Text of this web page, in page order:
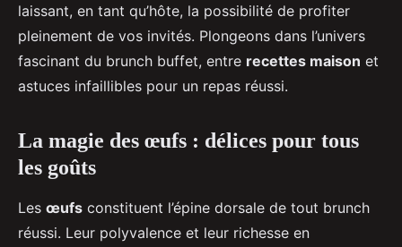
laissant, en tant qu’hôte, la possibilité de profiter
pleinement de vos invités. Plongeons dans l’univers
fascinant du brunch buffet, entre recettes maison et
astuces infaillibles pour un repas réussi.
La magie des œufs : délices pour tous
les goûts
Les œufs constituent l’épine dorsale de tout brunch
réussi. Leur polyvalence et leur richesse en